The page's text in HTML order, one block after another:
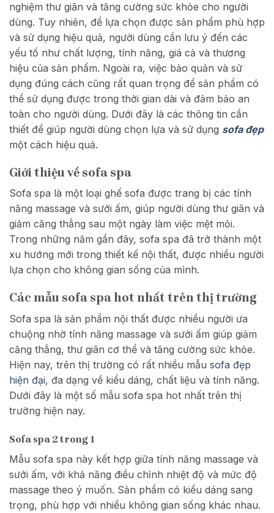
nghiệm thư giãn và tăng cường sức khỏe cho người
dùng. Tuy nhiên, để lựa chọn được sản phẩm phù hợp
và sử dụng hiệu quả, người dùng cần lưu ý đến các
yếu tố như chất lượng, tính năng, giá cả và thương
hiệu của sản phẩm. Ngoài ra, việc bảo quản và sử
dụng đúng cách cũng rất quan trọng để sản phẩm có
thể sử dụng được trong thời gian dài và đảm bảo an
toàn cho người dùng. Dưới đây là các thông tin cần
thiết để giúp người dùng chọn lựa và sử dụng sofa đẹp
một cách hiệu quả.
Giới thiệu về sofa spa
Sofa spa là một loại ghế sofa được trang bị các tính
năng massage và sưởi ấm, giúp người dùng thư giãn và
giảm căng thẳng sau một ngày làm việc mệt mỏi.
Trong những năm gần đây, sofa spa đã trở thành một
xu hướng mới trong thiết kế nội thất, được nhiều người
lựa chọn cho không gian sống của mình.
Các mẫu sofa spa hot nhất trên thị trường
Sofa spa là sản phẩm nội thất được nhiều người ưa
chuộng nhờ tính năng massage và sưởi ấm giúp giảm
căng thẳng, thư giãn cơ thể và tăng cường sức khỏe.
Hiện nay, trên thị trường có rất nhiều mẫu sofa đẹp
hiện đại, đa dạng về kiểu dáng, chất liệu và tính năng.
Dưới đây là một số mẫu sofa spa hot nhất trên thị
trường hiện nay.
Sofa spa 2 trong 1
Mẫu sofa spa này kết hợp giữa tính năng massage và
sưởi ấm, với khả năng điều chỉnh nhiệt độ và mức độ
massage theo ý muốn. Sản phẩm có kiểu dáng sang
trọng, phù hợp với nhiều không gian sống khác nhau.